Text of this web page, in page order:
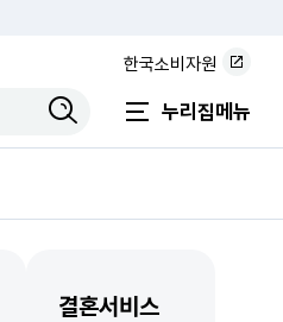
한국소비자원
누리집메뉴
결혼서비스